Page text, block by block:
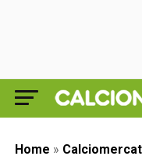
Home »